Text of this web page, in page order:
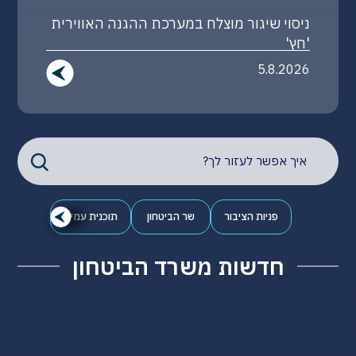
זוכי פרס מגן שר הביטחון לשנת 2026
4.8.2026
פניות הציבור שר הביטחון תוכנית עמית
חדשות משרד הביטחון